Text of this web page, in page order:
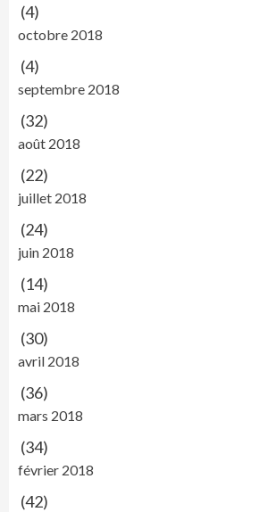
(4)
octobre 2018
(4)
septembre 2018
(32)
août 2018
(22)
juillet 2018
(24)
juin 2018
(14)
mai 2018
(30)
avril 2018
(36)
mars 2018
(34)
février 2018
(42)